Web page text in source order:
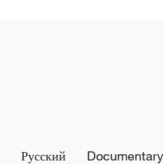
Русский Documentary